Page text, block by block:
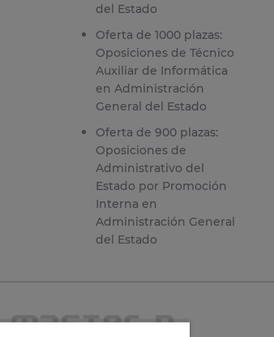
del Estado
Oferta de 1000 plazas:
Oposiciones de Técnico
Auxiliar de Informática
en Administración
General del Estado
Oferta de 900 plazas:
Oposiciones de
Administrativo del
Estado por Promoción
Interna en
Administración General
del Estado